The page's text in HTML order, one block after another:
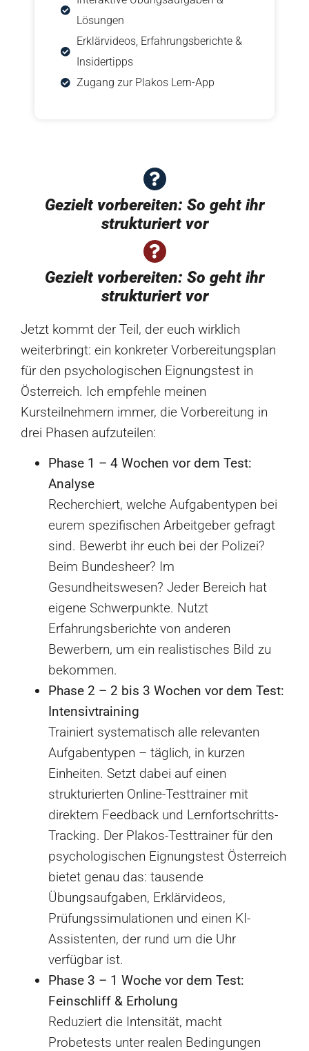
Lösungen
Erklärvideos, Erfahrungsberichte &
Insidertipps
Zugang zur Plakos Lern-App
Gezielt vorbereiten: So geht ihr
strukturiert vor
Gezielt vorbereiten: So geht ihr
strukturiert vor
Jetzt kommt der Teil, der euch wirklich
weiterbringt: ein konkreter Vorbereitungsplan
für den psychologischen Eignungstest in
Österreich. Ich empfehle meinen
Kursteilnehmern immer, die Vorbereitung in
drei Phasen aufzuteilen:
Phase 1 – 4 Wochen vor dem Test:
Analyse
Recherchiert, welche Aufgabentypen bei
eurem spezifischen Arbeitgeber gefragt
sind. Bewerbt ihr euch bei der Polizei?
Beim Bundesheer? Im
Gesundheitswesen? Jeder Bereich hat
eigene Schwerpunkte. Nutzt
Erfahrungsberichte von anderen
Bewerbern, um ein realistisches Bild zu
bekommen.
Phase 2 – 2 bis 3 Wochen vor dem Test:
Intensivtraining
Trainiert systematisch alle relevanten
Aufgabentypen – täglich, in kurzen
Einheiten. Setzt dabei auf einen
strukturierten Online-Testtrainer mit
direktem Feedback und Lernfortschritts-
Tracking. Der Plakos-Testtrainer für den
psychologischen Eignungstest Österreich
bietet genau das: tausende
Übungsaufgaben, Erklärvideos,
Prüfungssimulationen und einen KI-
Assistenten, der rund um die Uhr
verfügbar ist.
Phase 3 – 1 Woche vor dem Test:
Feinschliff & Erholung
Reduziert die Intensität, macht
Probetests unter realen Bedingungen